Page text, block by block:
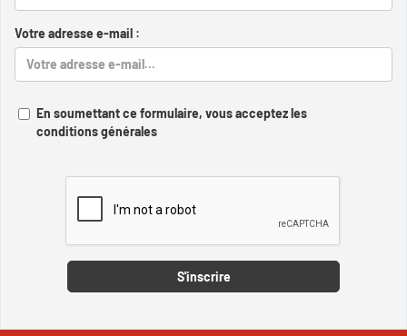
Votre adresse e-mail :
En soumettant ce formulaire, vous acceptez les
conditions générales
S'inscrire